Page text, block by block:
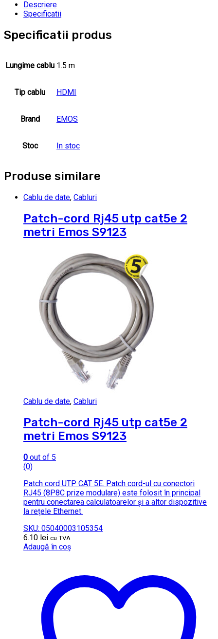
Descriere
Specificatii
Specificatii produs
Lungime cablu 1.5 m
Tip cablu HDMI
Brand EMOS
Stoc In stoc
Produse similare
Cablu de date, Cabluri
Patch-cord Rj45 utp cat5e 2
metri Emos S9123
Cablu de date, Cabluri
Patch-cord Rj45 utp cat5e 2
metri Emos S9123
0 out of 5
(0)
Patch cord UTP CAT 5E. Patch cord-ul cu conectori
RJ45 (8P8C prize modulare) este folosit în principal
pentru conectarea calculatoarelor şi a altor dispozitive
la reţele Ethernet.
SKU: 05040003105354
6.10 lei cu TVA
Adaugă în coș